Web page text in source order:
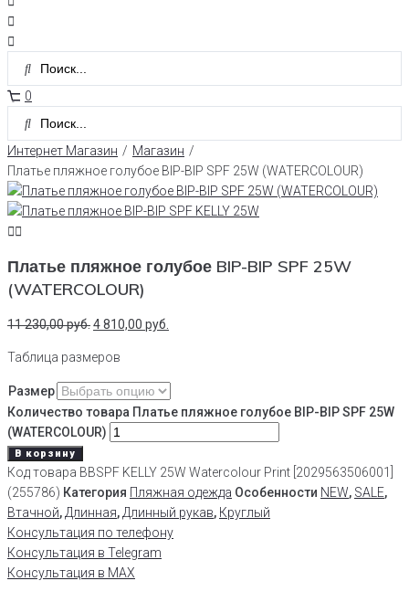
0
Интернет Магазин / Магазин /
Платье пляжное голубое BIP-BIP SPF 25W (WATERCOLOUR)
Платье пляжное голубое BIP-BIP SPF 25W
(WATERCOLOUR)
11 230,00руб.4 810,00 руб.
Таблица размеров
Размер
Количество товара Платье пляжное голубое BIP-BIP SPF 25W
(WATERCOLOUR)
В корзину
Код товара BBSPF KELLY 25W Watercolour Print [2029563506001]
(255786) Категория Пляжная одежда Особенности NEW, SALE,
Втачной, Длинная, Длинный рукав, Круглый
Консультация по телефону
Консультация в Telegram
Консультация в MAX